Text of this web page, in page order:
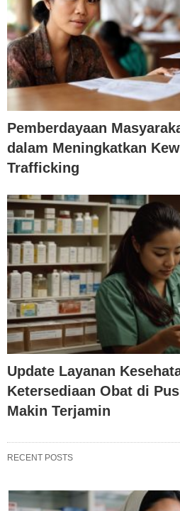
Pemberdayaan
dalam Meningkatkan
Trafficking
Update Layanan
Ketersediaan Obat di
Makin Terjamin
RECENT POSTS